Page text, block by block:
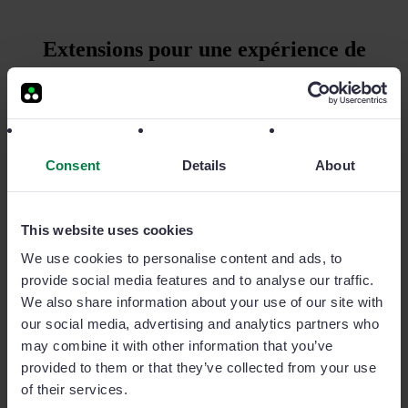
Consent Details About
This website uses cookies
We use cookies to personalise content and ads, to
provide social media features and to analyse our traffic.
We also share information about your use of our site with
our social media, advertising and analytics partners who
may combine it with other information that you’ve
provided to them or that they’ve collected from your use
of their services.
Extensions pour une expérience de
Intelligence économique, campagnes de ventes et bien
Sales Management et augmentez vos possibilités.
GoalManager
Guidez votre équipe avec des objectifs
traçables et garantissez une stratégie axée
sur les résultats.